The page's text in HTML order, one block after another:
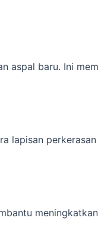
aspal baru. Ini
lapisan